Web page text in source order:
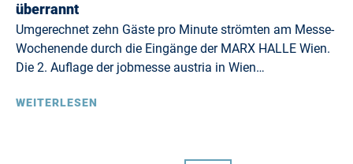
überrannt
Umgerechnet zehn Gäste pro Minute strömten am Messe-
Wochenende durch die Eingänge der MARX HALLE Wien.
Die 2. Auflage der jobmesse austria in Wien…
WEITERLESEN